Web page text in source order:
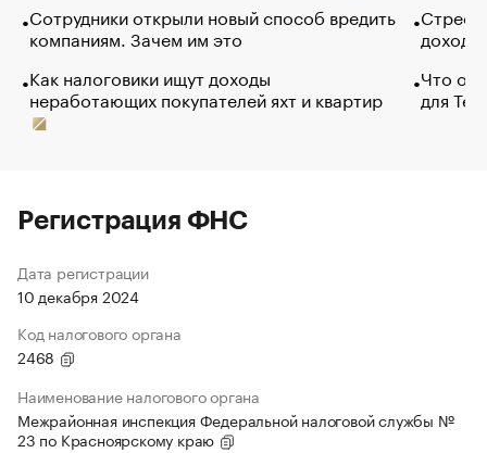
Сотрудники открыли новый способ вредить
компаниям. Зачем им это
Как налоговики ищут доходы
неработающих покупателей яхт и квартир
Что
для
Регистрация ФНС
Дата регистрации
10 декабря 2024
Код налогового органа
2468
Наименование налогового органа
Межрайонная инспекция Федеральной налоговой службы №
23 по Красноярскому краю